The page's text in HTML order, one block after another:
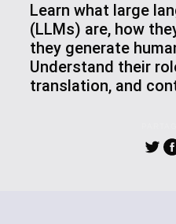
Learn what large
(LLMs) are, how
they generate
Understand their
translation, and